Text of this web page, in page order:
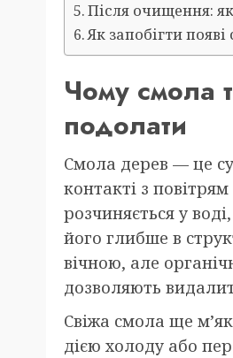
Після очищення:
Як запобігти
Чому смола
подолати
Смола дерев — це
контакті з
розчиняється у
його глибше в
вічною, але
дозволяють
Свіжа смола ще
дією холоду або